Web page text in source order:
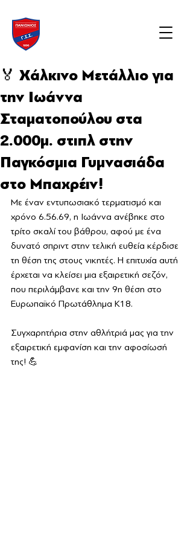
🏅 Χάλκινο Μετάλλιο για
την Ιωάννα
Σταματοπούλου στα
2.000μ. στιπλ στην
Παγκόσμια Γυμνασιάδα
στο Μπαχρέιν!
Με έναν εντυπωσιακό τερματισμό και
χρόνο 6.56.69, η Ιωάννα ανέβηκε στο
τρίτο σκαλί του βάθρου, αφού με ένα
δυνατό σπριντ στην τελική ευθεία κέρδισε
τη θέση της στους νικητές. Η επιτυχία αυτή
έρχεται να κλείσει μια εξαιρετική σεζόν,
που περιλάμβανε και την 9η θέση στο
Ευρωπαϊκό Πρωτάθλημα Κ18.
Συγχαρητήρια στην αθλήτριά μας για την
εξαιρετική εμφανίση και την αφοσίωσή
της! 💪